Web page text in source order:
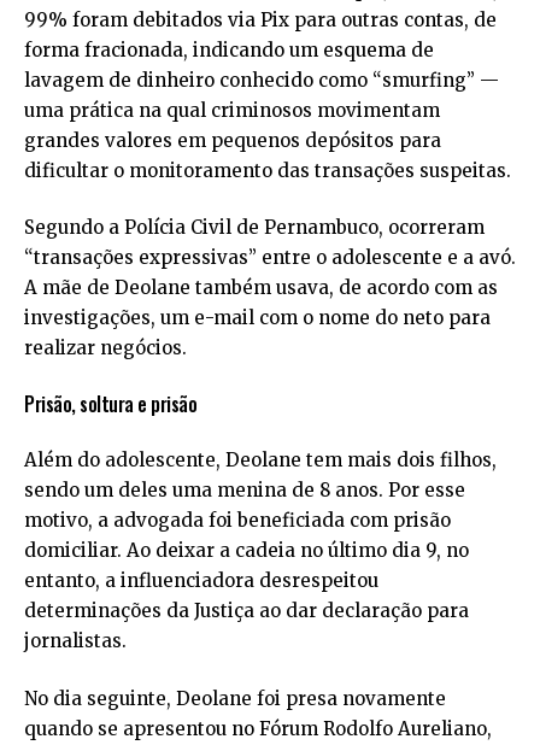
99% foram debitados via Pix para outras contas, de
forma fracionada, indicando um esquema de
lavagem de dinheiro conhecido como “smurfing” —
uma prática na qual criminosos movimentam
grandes valores em pequenos depósitos para
dificultar o monitoramento das transações suspeitas.
Segundo a Polícia Civil de Pernambuco, ocorreram
“transações expressivas” entre o adolescente e a avó.
A mãe de Deolane também usava, de acordo com as
investigações, um e-mail com o nome do neto para
realizar negócios.
Prisão, soltura e prisão
Além do adolescente, Deolane tem mais dois filhos,
sendo um deles uma menina de 8 anos. Por esse
motivo, a advogada foi beneficiada com prisão
domiciliar. Ao deixar a cadeia no último dia 9, no
entanto, a influenciadora desrespeitou
determinações da Justiça ao dar declaração para
jornalistas.
No dia seguinte, Deolane foi presa novamente
quando se apresentou no Fórum Rodolfo Aureliano,